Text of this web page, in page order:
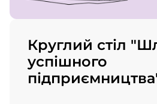
Круглий стіл
успішного